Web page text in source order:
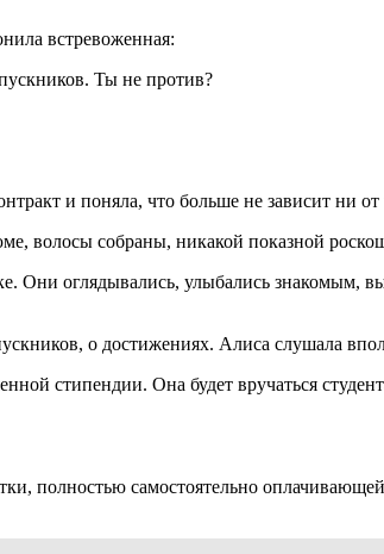
встревоженная:
Ты не против?
и поняла, что больше не зависит ни от
волосы собраны, никакой показной
Они оглядывались, улыбались
о достижениях. Алиса слушала
стипендии. Она будет вручаться
полностью самостоятельно